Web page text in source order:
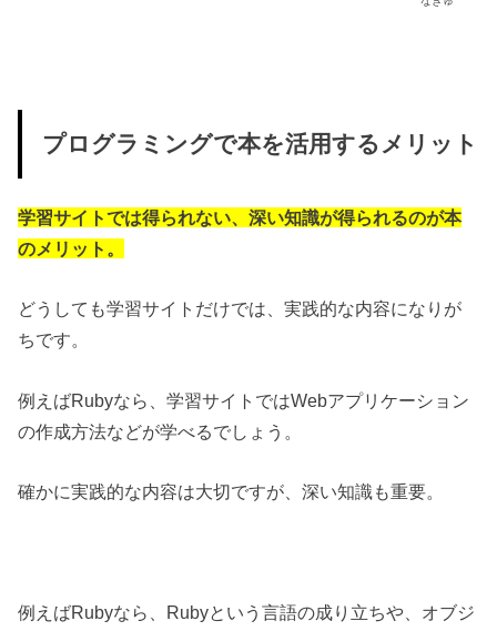
プログラミングで本を活用するメリット
学習サイトでは得られない、深い知識が得られるのが本
のメリット。
どうしても学習サイトだけでは、実践的な内容になりが
ちです。
例えばRubyなら、学習サイトではWebアプリケーション
の作成方法などが学べるでしょう。
確かに実践的な内容は大切ですが、深い知識も重要。
例えばRubyなら、Rubyという言語の成り立ちや、オブジ